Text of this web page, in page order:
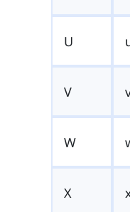
U
V
W
X